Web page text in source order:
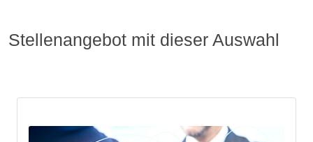
Stellenangebot mit dieser Auswahl